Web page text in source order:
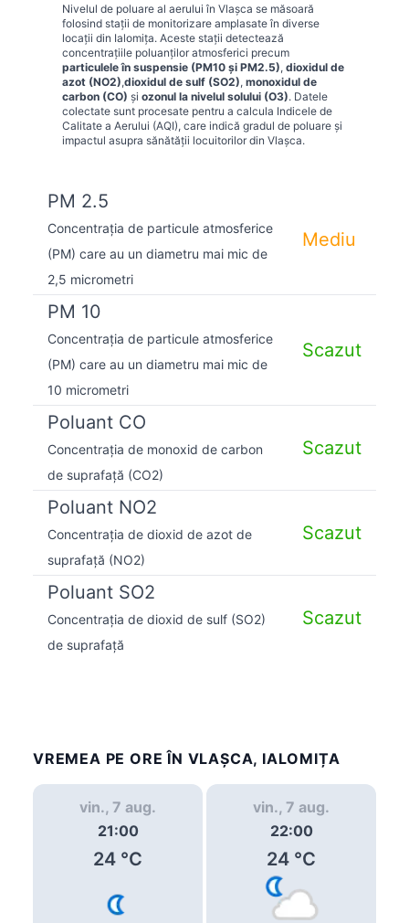
Nivelul de poluare al aerului în Vlaşca se măsoară
folosind stații de monitorizare amplasate în diverse
locații din Ialomița. Aceste stații detectează
concentrațiile poluanților atmosferici precum
particulele în suspensie (PM10 și PM2.5), dioxidul de
azot (NO2),dioxidul de sulf (SO2), monoxidul de
carbon (CO) și ozonul la nivelul solului (O3). Datele
colectate sunt procesate pentru a calcula Indicele de
Calitate a Aerului (AQI), care indică gradul de poluare și
impactul asupra sănătății locuitorilor din Vlaşca.
PM 2.5
Concentrația de particule atmosferice
(PM) care au un diametru mai mic de
2,5 micrometri
Mediu
PM 10
Concentrația de particule atmosferice
(PM) care au un diametru mai mic de
10 micrometri
Scazut
Poluant CO
Concentrația de monoxid de carbon
de suprafață (CO2)
Scazut
Poluant NO2
Concentrația de dioxid de azot de
suprafață (NO2)
Scazut
Poluant SO2
Concentrația de dioxid de sulf (SO2)
de suprafață
Scazut
VREMEA PE ORE ÎN VLAŞCA, IALOMIȚA
vin., 7 aug.
21:00
24 °C
vin., 7 aug.
22:00
24 °C